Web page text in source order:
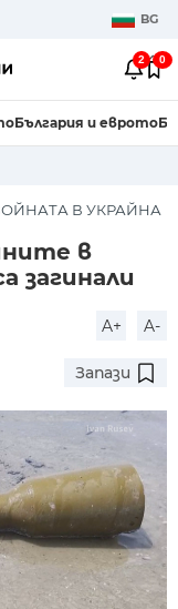
BG
2 0
България и еврото
В УКРАЙНА
в
загинали
A+ A-
Запази